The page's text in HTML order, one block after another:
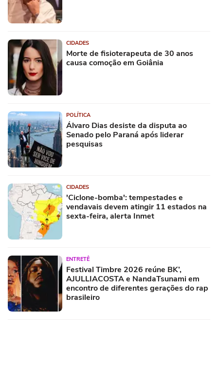
CIDADES
Morte de fisioterapeuta de 30 anos
causa comoção em Goiânia
POLÍTICA
Álvaro Dias desiste da disputa ao
Senado pelo Paraná após liderar
pesquisas
CIDADES
'Ciclone-bomba': tempestades e
vendavais devem atingir 11 estados na
sexta-feira, alerta Inmet
ENTRETÊ
Festival Timbre 2026 reúne BK’,
AJULLIACOSTA e NandaTsunami em
encontro de diferentes gerações do rap
brasileiro